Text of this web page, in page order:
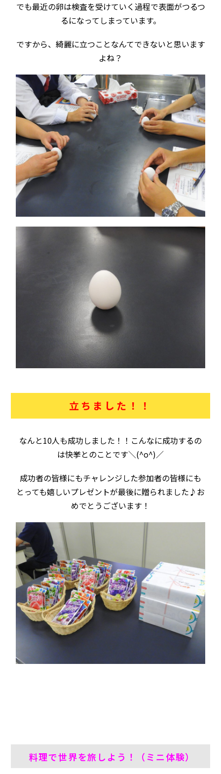
でも最近の卵は検査を受けていく過程で表面がつるつ
るになってしまっています。
ですから、綺麗に立つことなんてできないと思います
よね？
立ちました！！
なんと10人も成功しました！！こんなに成功するの
は快挙とのことです＼(^o^)／
成功者の皆様にもチャレンジした参加者の皆様にも
とっても嬉しいプレゼントが最後に贈られました♪お
めでとうございます！
料理で世界を旅しよう！（ミニ体験）